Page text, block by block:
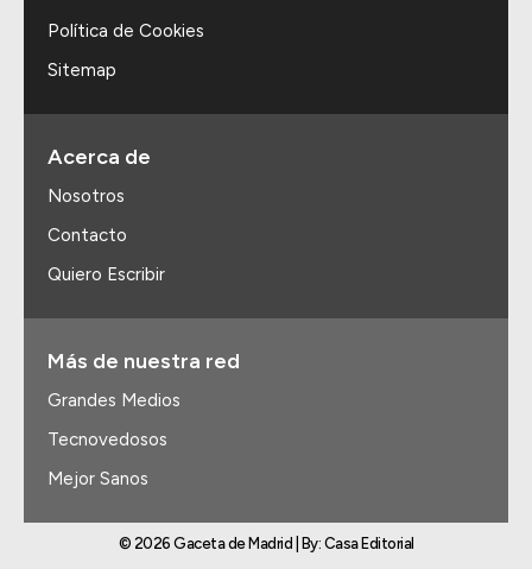
Política de Cookies
Sitemap
Acerca de
Nosotros
Contacto
Quiero Escribir
Más de nuestra red
Grandes Medios
Tecnovedosos
Mejor Sanos
© 2026 Gaceta de Madrid | By: Casa Editorial